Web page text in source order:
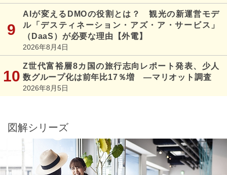
AIが変えるDMOの役割とは？ 観光の新運営モデ
ル「デスティネーション・アズ・ア・サービス」
（DaaS）が必要な理由【外電】
2026年8月4日
Z世代富裕層8カ国の旅行志向レポート発表、少人
数グループ化は前年比17％増 ―マリオット調査
2026年8月5日
図解シリーズ